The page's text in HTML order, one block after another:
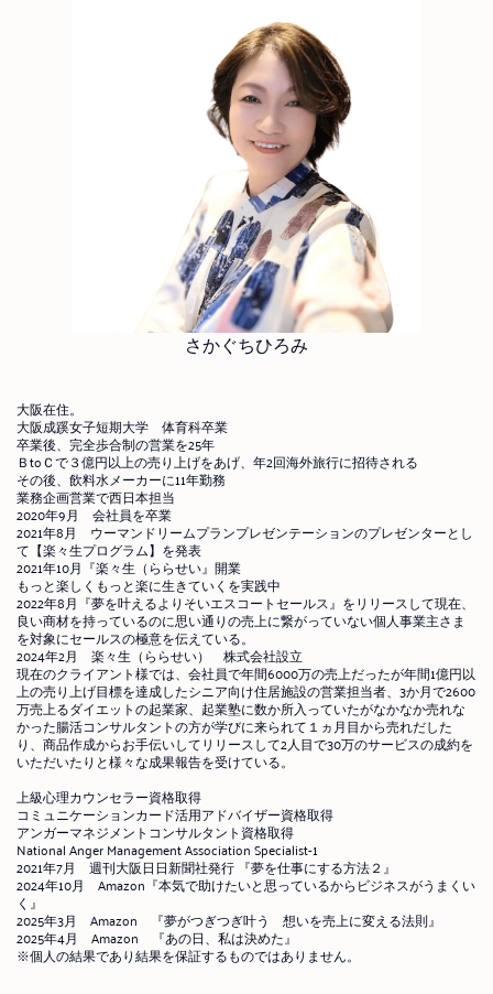
さかぐちひろみ
大阪在住。
大阪成蹊女子短期大学 体育科卒業
卒業後、完全歩合制の営業を25年
ＢtoＣで３億円以上の売り上げをあげ、年2回海外旅行に招待される
その後、飲料水メーカーに11年勤務
業務企画営業で西日本担当
2020年9月 会社員を卒業
2021年8月 ウーマンドリームプランプレゼンテーションのプレゼンターとし
て【楽々生プログラム】を発表
2021年10月『楽々生（ららせい』開業
もっと楽しくもっと楽に生きていくを実践中
2022年8月『夢を叶えるよりそいエスコートセールス』をリリースして現在、
良い商材を持っているのに思い通りの売上に繋がっていない個人事業主さま
を対象にセールスの極意を伝えている。
2024年2月 楽々生（ららせい） 株式会社設立
現在のクライアント様では、会社員で年間6000万の売上だったが年間1億円以
上の売り上げ目標を達成したシニア向け住居施設の営業担当者、3か月で2600
万売上るダイエットの起業家、起業塾に数か所入っていたがなかなか売れな
かった腸活コンサルタントの方が学びに来られて１ヵ月目から売れだした
り、商品作成からお手伝いしてリリースして2人目で30万のサービスの成約を
いただいたりと様々な成果報告を受けている。
上級心理カウンセラー資格取得
コミュニケーションカード活用アドバイザー資格取得
アンガーマネジメントコンサルタント資格取得
National Anger Management Association Specialist-1
2021年7月 週刊大阪日日新聞社発行 『夢を仕事にする方法２』
2024年10月 Amazon『本気で助けたいと思っているからビジネスがうまくい
く』
2025年3月 Amazon 『夢がつぎつぎ叶う 想いを売上に変える法則』
2025年4月 Amazon 『あの日、私は決めた』
※個人の結果であり結果を保証するものではありません。